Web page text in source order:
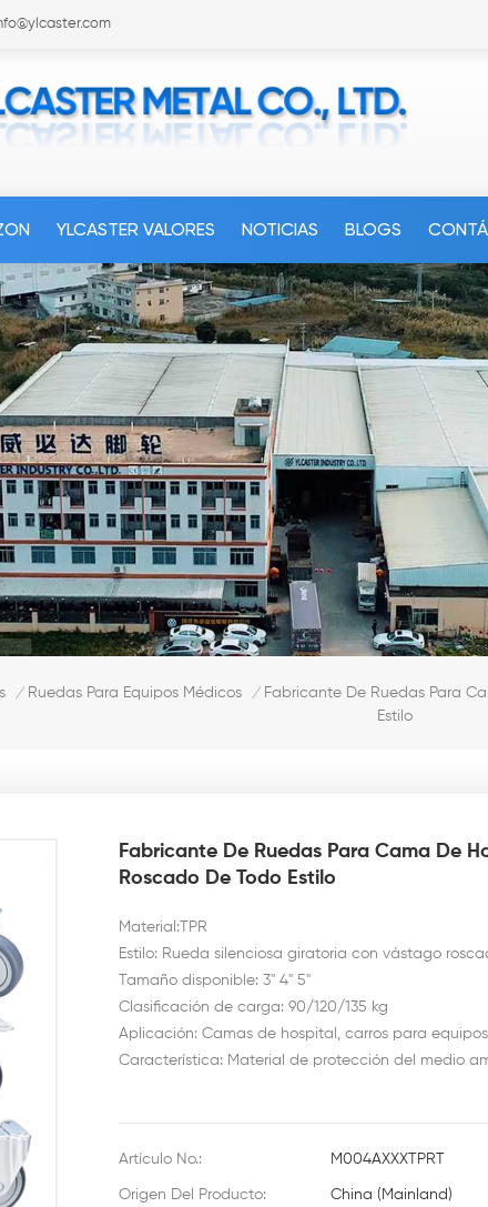
YLCASTER VALORES NOTICIAS BLOGS
/ Ruedas Para Equipos Médicos /
Fabricante De Ruedas Para
Estilo
Fabricante De Ruedas Para Cama De
Roscado De Todo Estilo
Material:TPR
Estilo: Rueda silenciosa giratoria con vástago
Tamaño disponible: 3'' 4" 5"
Clasificación de carga: 90/120/135 kg
Aplicación: Camas de hospital, carros para
Característica: Material de protección del medio
Artículo No.: M004AXXXTPRT
Origen Del Producto: China (Mainland)